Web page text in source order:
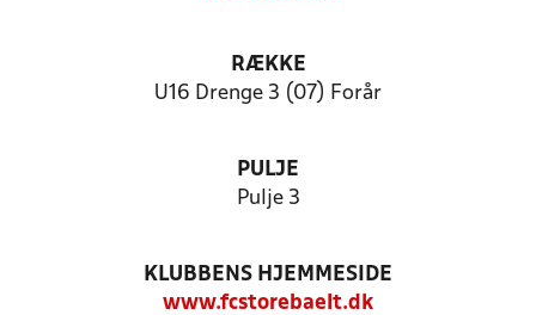
RÆKKE
U16 Drenge 3 (07) Forår
PULJE
Pulje 3
KLUBBENS HJEMMESIDE
www.fcstorebaelt.dk